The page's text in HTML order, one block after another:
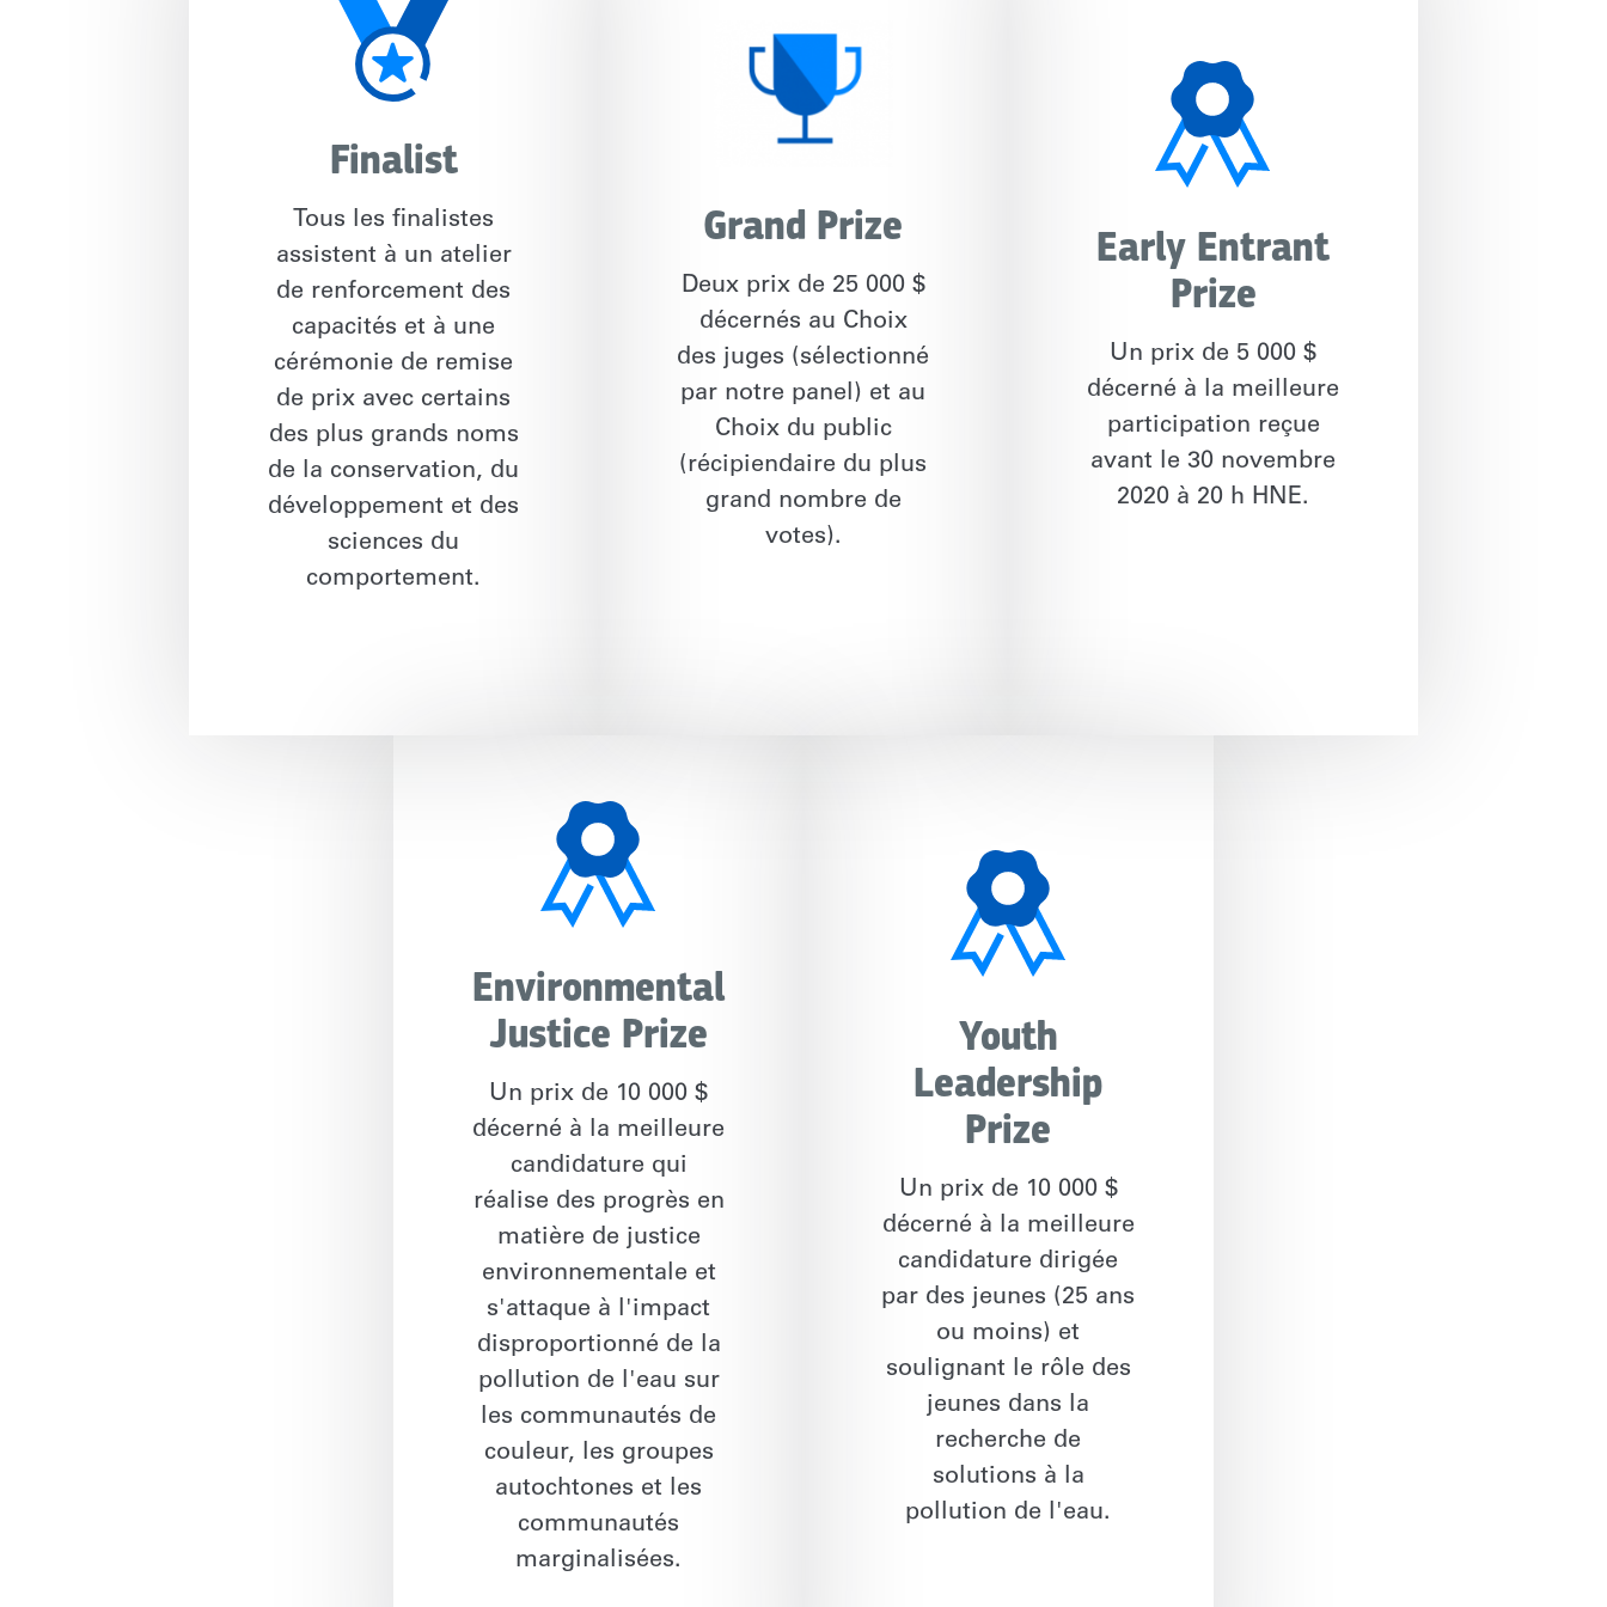
Finalist
Tous les finalistes
assistent à un atelier
de renforcement des
capacités et à une
cérémonie de remise
de prix avec certains
des plus grands noms
de la conservation, du
développement et des
sciences du
comportement.
Grand Prize
Deux prix de 25 000 $
décernés au Choix
des juges (sélectionné
par notre panel) et au
Choix du public
(récipiendaire du plus
grand nombre de
votes).
Early Entrant
Prize
Un prix de 5 000 $
décerné à la meilleure
participation reçue
avant le 30 novembre
2020 à 20 h HNE.
Environmental
Justice Prize
Un prix de 10 000 $
décerné à la meilleure
candidature qui
réalise des progrès en
matière de justice
environnementale et
s'attaque à l'impact
disproportionné de la
pollution de l'eau sur
les communautés de
couleur, les groupes
autochtones et les
communautés
marginalisées.
Youth
Leadership
Prize
Un prix de 10 000 $
décerné à la meilleure
candidature dirigée
par des jeunes (25 ans
ou moins) et
soulignant le rôle des
jeunes dans la
recherche de
solutions à la
pollution de l'eau.